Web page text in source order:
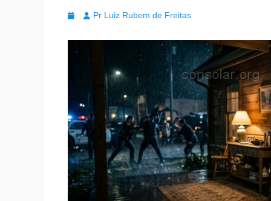
Postada
AutorPr Luiz Rubem de Freitas